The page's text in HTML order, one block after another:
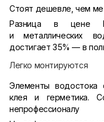
Стоят дешевле, чем
Разница в цене
и металлических
достигает 35% — в
Легко монтируются
Элементы водостока
клея и герметика.
непрофессионалу